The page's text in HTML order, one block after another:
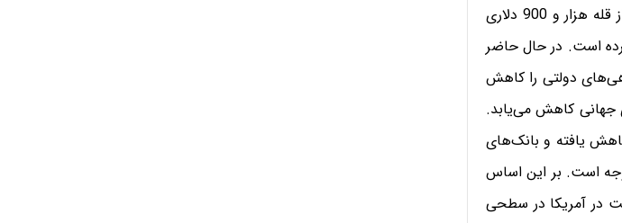
به روند جهانی قیمت‌ها نیز که توجه می‌کنیم به راحتی درمی‌یابیم که اونس مدت‌ها است از قله هزار و 900 دلاری
و کاهش حدودا 40 درصدی را ثبت کرده است. در حال حاضر
دولتی را کاهش
جهانی کاهش می‌یابد.
یافته و بانک‌های
است. بر این اساس
در آمریکا در سطحی